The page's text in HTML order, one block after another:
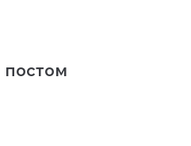
постом